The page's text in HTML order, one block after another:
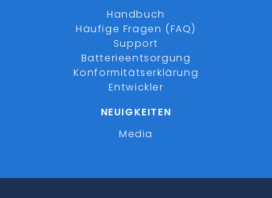
Handbuch
Häufige Fragen (FAQ)
Support
Batterieentsorgung
Konformitätserklärung
Entwickler
NEUIGKEITEN
Media